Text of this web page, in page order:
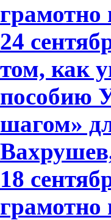
грамотно
24
том, как
пособию
шагом»
18